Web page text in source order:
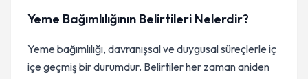
Yeme Bağımlılığının Belirtileri Nelerdir?
Yeme bağımlılığı, davranışsal ve duygusal süreçlerle iç
içe geçmiş bir durumdur. Belirtiler her zaman aniden